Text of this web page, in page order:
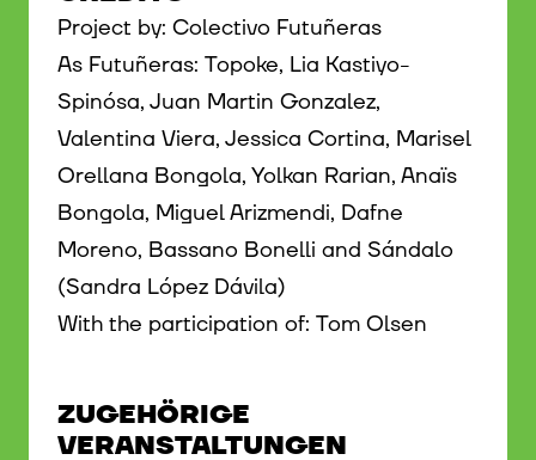
Project by: Colectivo Futuñeras
As Futuñeras: Topoke, Lia Kastiyo-
Spinósa, Juan Martin Gonzalez,
Valentina Viera, Jessica Cortina, Marisel
Orellana Bongola, Yolkan Rarian, Anaïs
Bongola, Miguel Arizmendi, Dafne
Moreno, Bassano Bonelli and Sándalo
(Sandra López Dávila)
With the participation of: Tom Olsen
ZUGEHÖRIGE
VERANSTALTUNGEN